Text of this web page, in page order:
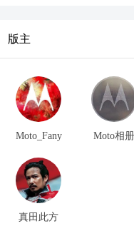
版主
Moto_Fany Moto相册
真田此方